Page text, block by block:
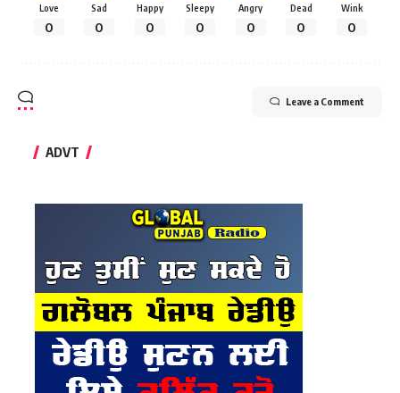
Love
0
Sad
0
Happy
0
Sleepy
0
Angry
0
Dead
0
Wink
0
Leave a Comment
ADVT